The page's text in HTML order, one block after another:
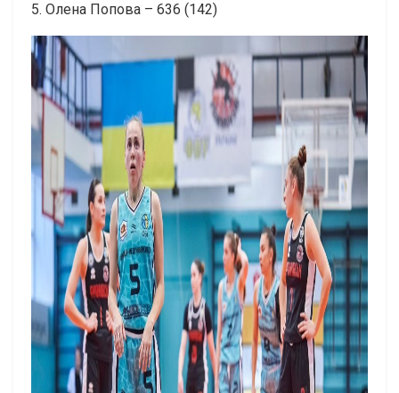
5. Олена Попова – 636 (142)